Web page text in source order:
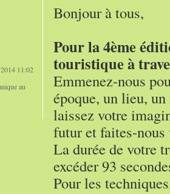
Bonjour à tous,
Pour la 4ème
touristique à
Emmenez-nous
époque, un lieu,
laissez votre
futur et faites-
La durée de votre
excéder 93
Pour les
11:02
au